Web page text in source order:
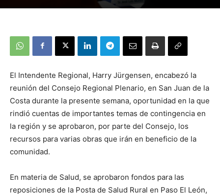
El Intendente Regional, Harry Jürgensen, encabezó la
reunión del Consejo Regional Plenario, en San Juan de la
Costa durante la presente semana, oportunidad en la que
rindió cuentas de importantes temas de contingencia en
la región y se aprobaron, por parte del Consejo, los
recursos para varias obras que irán en beneficio de la
comunidad.
En materia de Salud, se aprobaron fondos para las
reposiciones de la Posta de Salud Rural en Paso El León,